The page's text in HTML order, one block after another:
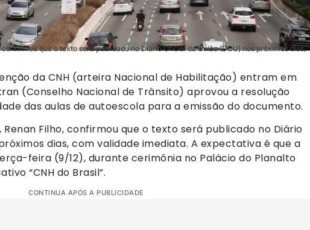
que o texto será publicado no Diário Oficial da União (DOU) nos próximos dias,
da CNH (arteira Nacional de Habilitação) entram em
(Conselho Nacional de Trânsito) aprovou a resolução
das aulas de autoescola para a emissão do documento.
Filho, confirmou que o texto será publicado no Diário
dias, com validade imediata. A expectativa é que a
feira (9/12), durante cerimônia no Palácio do Planalto
“CNH do Brasil”.
CONTINUA APÓS A PUBLICIDADE